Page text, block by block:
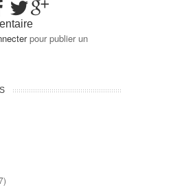
pour publier un